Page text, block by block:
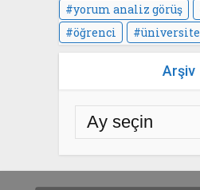
yorum analiz görüş
öğrenci
üniversite
Arşiv